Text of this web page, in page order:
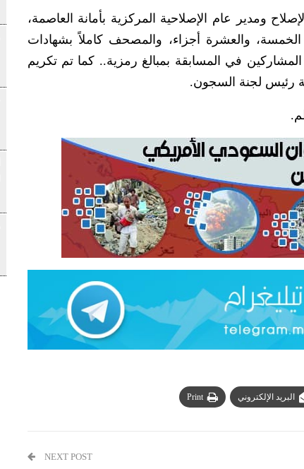
ومدير عام الإصلاحية المركزية بأمانة العاصمة،
والعشرة أجزاء، والمصحف كاملاً بشهادات
في المسابقة بمبالغ رمزية.. كما تم تكريم
رئيس لجنة السجون.
البريد الإلكتروني Print
NEXT POST